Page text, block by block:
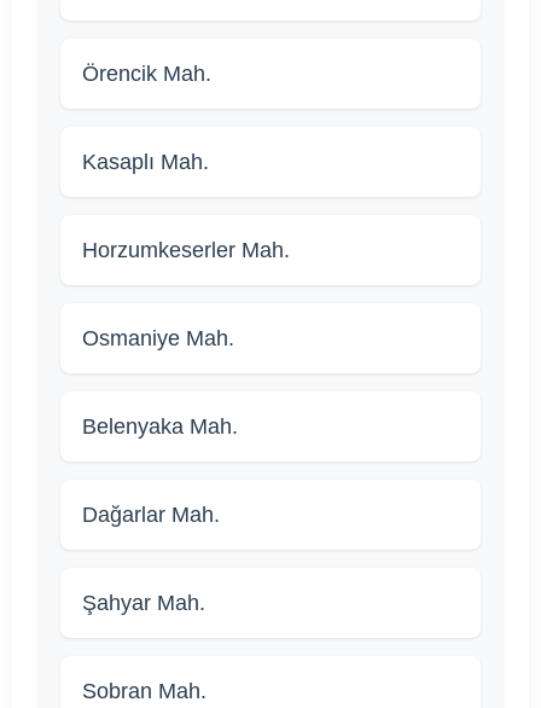
Örencik Mah.
Kasaplı Mah.
Horzumkeserler Mah.
Osmaniye Mah.
Belenyaka Mah.
Dağarlar Mah.
Şahyar Mah.
Sobran Mah.